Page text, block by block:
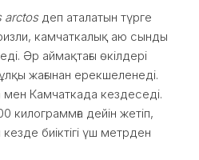
arctosдеп аталатын түрге
камчаткалық аю сынды
Әр аймақтағы өкілдері
жағынан ерекшеленеді.
мен Камчаткада кездеседі.
килограммға дейін жетіп,
биіктігі үш метрден